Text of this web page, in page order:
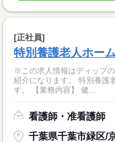
[正社員]
特別養護老人ホー
※この求人情報はディップ
紹介になります。 特別養護
す。 【業務内容】 健...
看護師・准看護師
千葉県千葉市緑区/